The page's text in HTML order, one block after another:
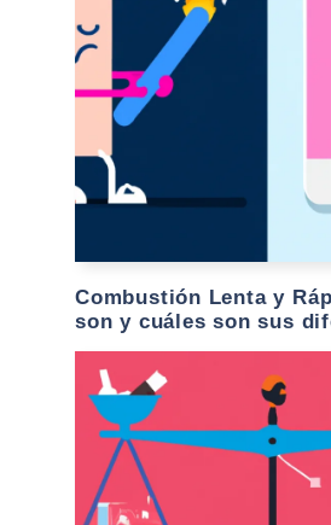
Combustión Lenta y
son y cuáles son sus